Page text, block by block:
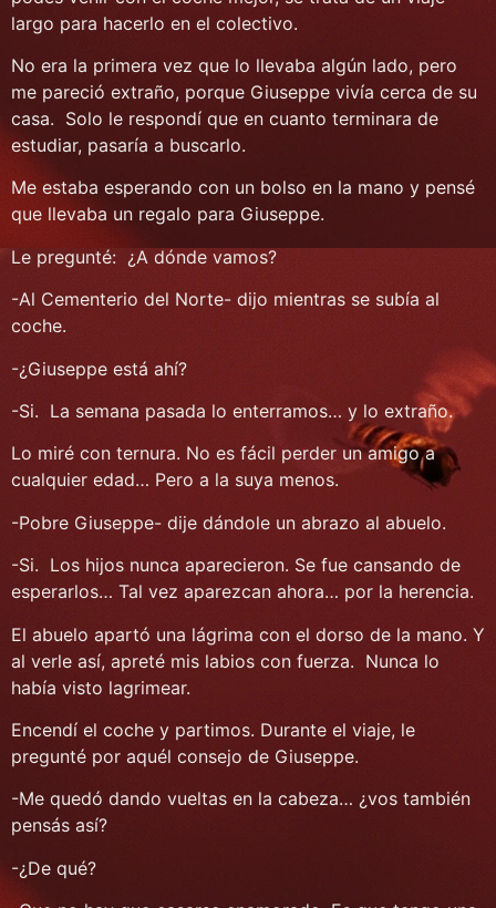
largo para hacerlo en el colectivo.
No era la primera vez que lo llevaba algún lado, pero
me pareció extraño, porque Giuseppe vivía cerca de su
casa. Solo le respondí que en cuanto terminara de
estudiar, pasaría a buscarlo.
Me estaba esperando con un bolso en la mano y pensé
que llevaba un regalo para Giuseppe.
Le pregunté: ¿A dónde vamos?
-Al Cementerio del Norte- dijo mientras se subía al
coche.
-¿Giuseppe está ahí?
-Si. La semana pasada lo enterramos… y lo extraño.
Lo miré con ternura. No es fácil perder un amigo a
cualquier edad… Pero a la suya menos.
-Pobre Giuseppe- dije dándole un abrazo al abuelo.
-Si. Los hijos nunca aparecieron. Se fue cansando de
esperarlos… Tal vez aparezcan ahora… por la herencia.
El abuelo apartó una lágrima con el dorso de la mano. Y
al verle así, apreté mis labios con fuerza. Nunca lo
había visto lagrimear.
Encendí el coche y partimos. Durante el viaje, le
pregunté por aquél consejo de Giuseppe.
-Me quedó dando vueltas en la cabeza… ¿vos también
pensás así?
-¿De qué?